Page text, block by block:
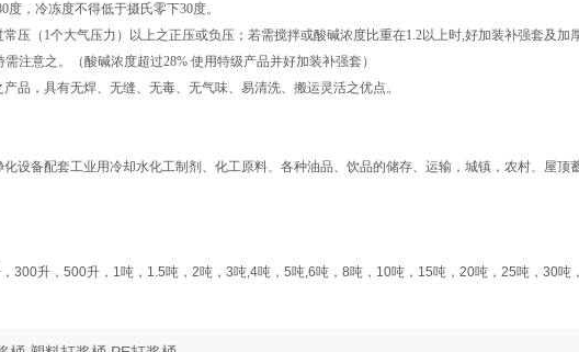
，冷冻度不得低于摄氏零下30度。
压（1个大气压力）以上之正压或负压；若需搅拌或酸碱浓度比重在1.2以上时,好加装补强套及加
需注意之。（酸碱浓度超过28% 使用特级产品并好加装补强套）
品，具有无焊、无缝、无毒、无气味、易清洗、搬运灵活之优点。
设备配套工业用冷却水化工制剂、化工原料、各种油品、饮品的储存、运输，城镇，农村、屋顶
300升， 500升， 1吨， 1.5吨， 2吨， 3吨,4吨， 5吨,6吨， 8吨， 10吨， 15吨， 20吨， 25吨， 30吨，